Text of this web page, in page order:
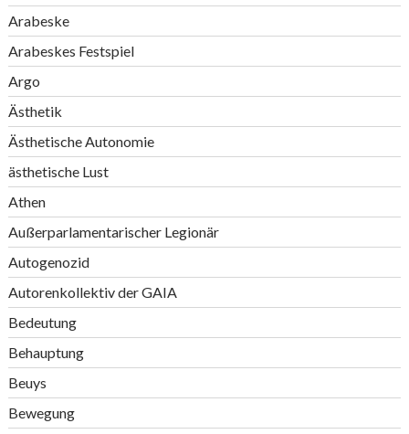
Arabeske
Arabeskes Festspiel
Argo
Ästhetik
Ästhetische Autonomie
ästhetische Lust
Athen
Außerparlamentarischer Legionär
Autogenozid
Autorenkollektiv der GAIA
Bedeutung
Behauptung
Beuys
Bewegung